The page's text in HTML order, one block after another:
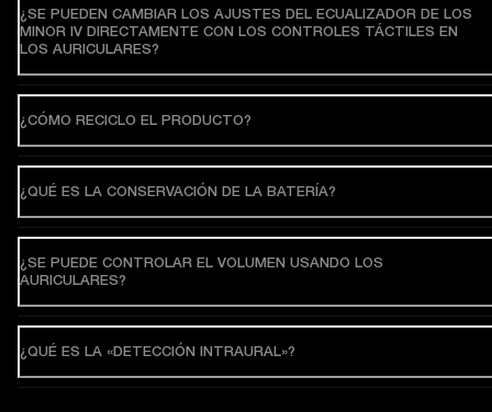
¿SE PUEDEN CAMBIAR LOS AJUSTES DEL ECUALIZADOR DE LOS
MINOR IV DIRECTAMENTE CON LOS CONTROLES TÁCTILES EN
LOS AURICULARES?
¿CÓMO RECICLO EL PRODUCTO?
¿QUÉ ES LA CONSERVACIÓN DE LA BATERÍA?
¿SE PUEDE CONTROLAR EL VOLUMEN USANDO LOS
AURICULARES?
¿QUÉ ES LA «DETECCIÓN INTRAURAL»?